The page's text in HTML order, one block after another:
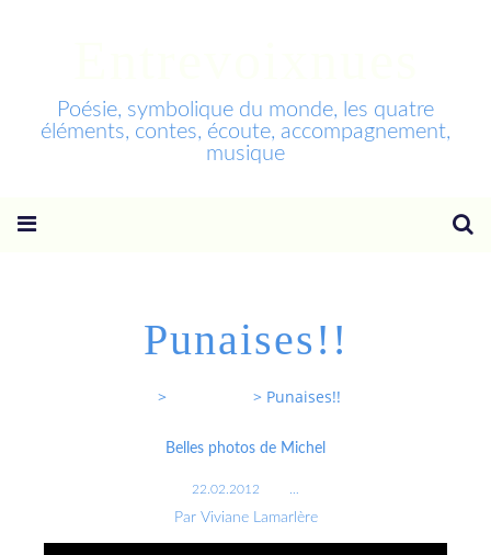
Poésie, symbolique du monde, les quatre
éléments, contes, écoute, accompagnement,
musique
Punaises!!
> > Punaises!!
Belles photos de Michel
22.02.2012
Par Viviane Lamarlère